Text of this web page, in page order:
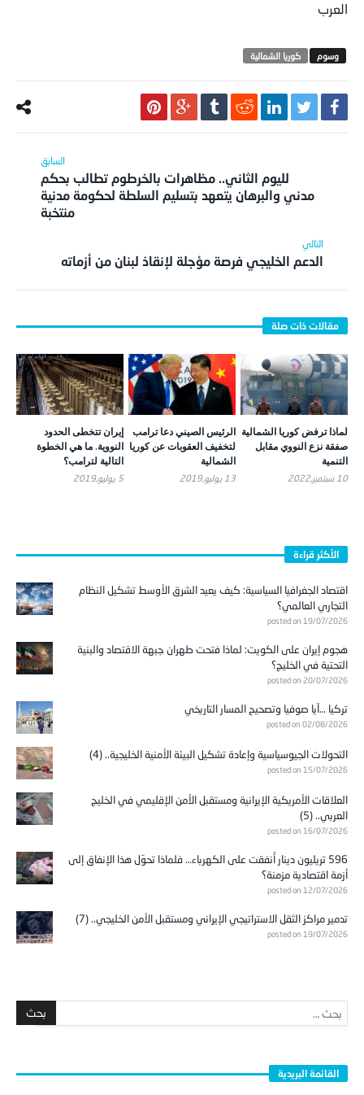
العرب
‏كوريا الشمالية‬
لليوم الثاني.. مظاهرات بالخرطوم تطالب بحكم
مدني والبرهان يتعهد بتسليم السلطة لحكومة مدنية
منتخبة
الدعم الخليجي فرصة مؤجلة لإنقاذ لبنان من أزماته
لماذا ترفض كوريا الشمالية
صفقة نزع النووي مقابل
التنمية
10 سبتمبر,2022
الرئيس الصيني دعا ترامب
لتخفيف العقوبات عن كوريا
الشمالية
13 يوليو,2019
إيران تتخطى الحدود
النووية. ما هي الخطوة
التالية لترامب؟
5 يوليو,2019
الأكثر قراءة
اقتصاد الجغرافيا السياسية: كيف يعيد الشرق الأوسط تشكيل النظام
التجاري العالمي؟
posted on 19/07/2026
هجوم إيران على الكويت: لماذا فتحت طهران جبهة الاقتصاد والبنية
التحتية في الخليج؟
posted on 20/07/2026
تركيا …آيا صوفيا وتصحيح المسار التاريخي
posted on 02/08/2026
التحولات الجيوسياسية وإعادة تشكيل البيئة الأمنية الخليجية.. (4)
posted on 15/07/2026
العلاقات الأمريكية الإيرانية ومستقبل الأمن الإقليمي في الخليج
العربي.. (5)
posted on 16/07/2026
596 تريليون دينار أُنفقت على الكهرباء… فلماذا تحوّل هذا الإنفاق إلى
أزمة اقتصادية مزمنة؟
posted on 12/07/2026
تدمير مراكز الثقل الاستراتيجي الإيراني ومستقبل الأمن الخليجي.. (7)
posted on 19/07/2026
القائمة البريدية